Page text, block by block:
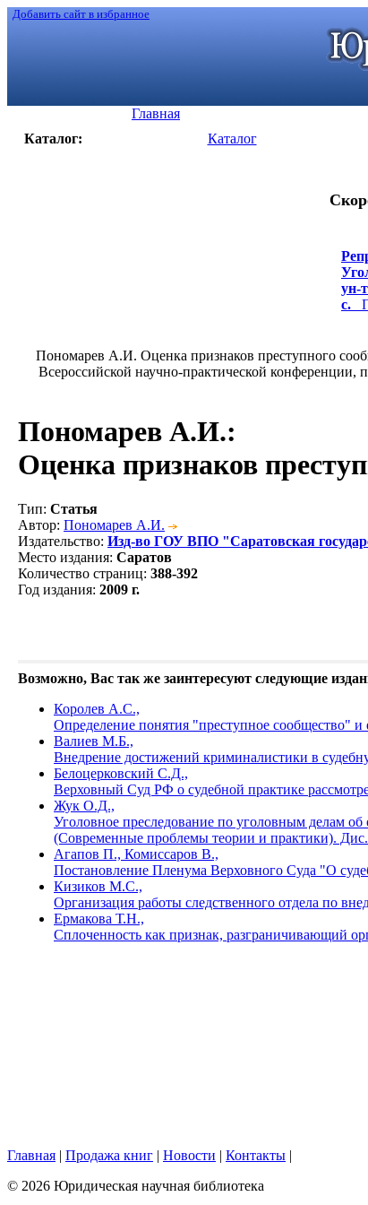
Добавить сайт в избранное
Главная
Каталог:
Каталог
ун-
с.
Пономарев А.И. Оценка признаков преступного
Всероссийской научно-практической
Пономарев А.И.:
Оценка признаков
Тип: Статья
Автор: Пономарев А.И.
Издательство: Изд-во ГОУ ВПО "Саратовская
Место издания: Саратов
Количество страниц: 388-392
Год издания: 2009 г.
Возможно, Вас так же заинтересуют следующие
Королев А.С.,
Определение понятия "преступное сообщество"
Валиев М.Б.,
Внедрение достижений криминалистики в
Белоцерковский С.Д.,
Верховный Суд РФ о судебной практике
Жук О.Д.,
Уголовное преследование по уголовным делам
(Современные проблемы теории и практики).
Агапов П., Комиссаров В.,
Постановление Пленума Верховного Суда "О
Кизиков М.С.,
Организация работы следственного отдела по
Ермакова Т.Н.,
Сплоченность как признак, разграничивающий
Главная | Продажа книг | Новости | Контакты |
© 2026 Юридическая научная библиотека